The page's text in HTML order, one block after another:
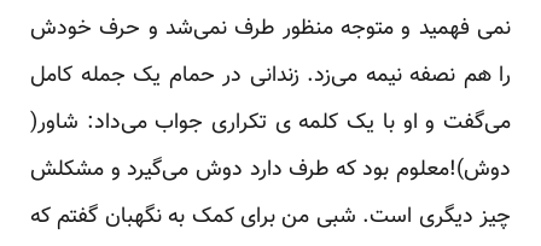
نمی فهمید و متوجه منظور طرف نمی‌شد و حرف خودش
را هم نصفه نیمه می‌زد. زندانی در حمام یک جمله کامل
می‌گفت و او با یک کلمه ی تکراری جواب می‌داد: شاور(
دوش)!معلوم بود که طرف دارد دوش می‌گیرد و مشکلش
چیز دیگری است. شبی من برای کمک به نگهبان گفتم که